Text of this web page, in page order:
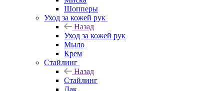
Шопперы
Уход за кожей рук
Назад
Уход за кожей рук
Мыло
Крем
Стайлинг
Назад
Стайлинг
Лак